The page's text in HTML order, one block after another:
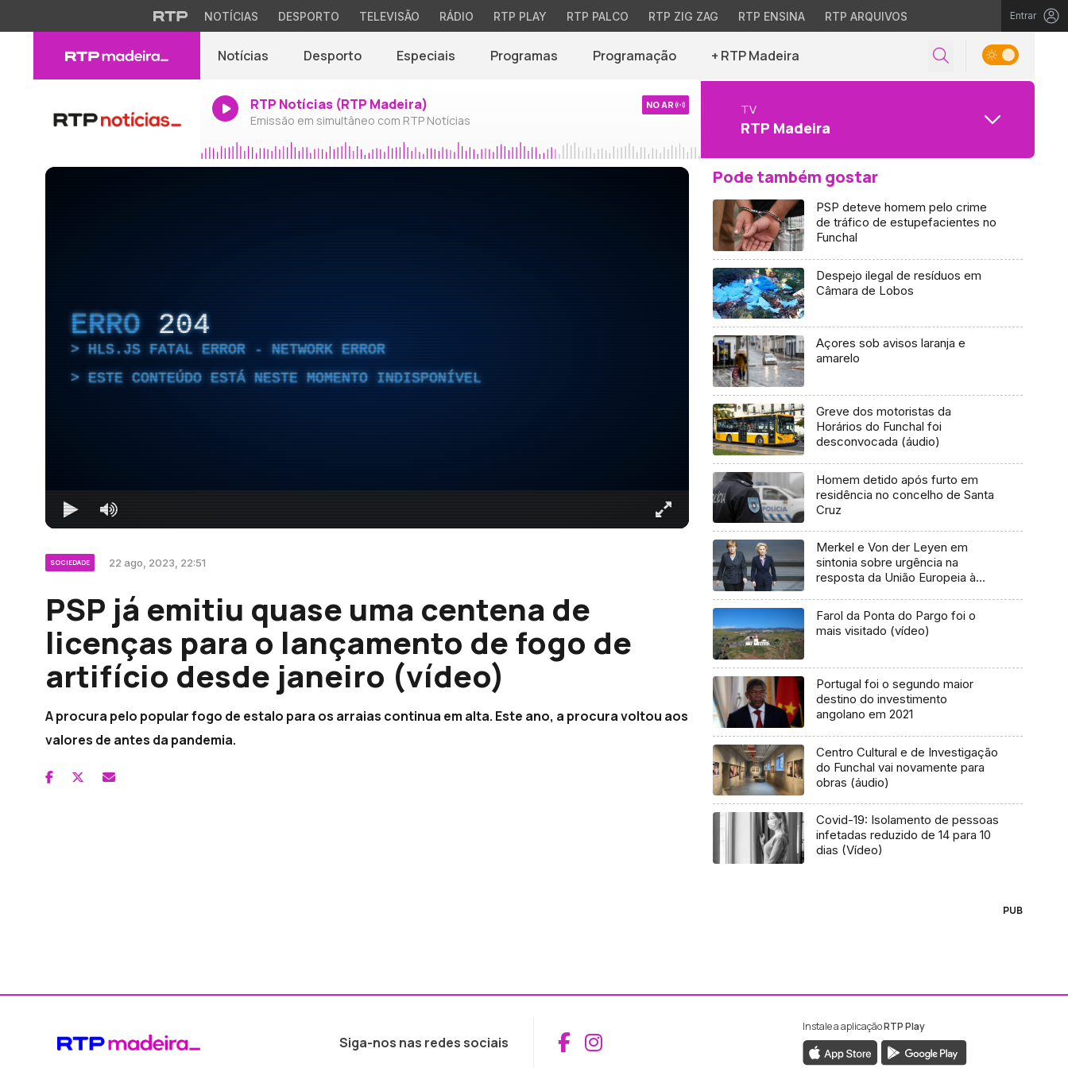
NOTÍCIAS DESPORTO TELEVISÃO RÁDIO RTP PLAY RTP PALCO RTP ZIG ZAG RTP ENSINA RTP ARQUIVOS Entrar
Notícias Desporto Especiais Programas Programação + RTP Madeira
RTP Notícias (RTP Madeira)
Emissão em simultâneo com RTP Notícias
NO AR TV
RTP Madeira
ERRO 204
HLS.JS FATAL ERROR - NETWORK ERROR
ESTE CONTEÚDO ESTÁ NESTE MOMENTO INDISPONÍVEL
SOCIEDADE 22 ago, 2023, 22:51
PSP já emitiu quase uma centena de
licenças para o lançamento de fogo de
artifício desde janeiro (vídeo)
A procura pelo popular fogo de estalo para os arraias continua em alta. Este ano, a procura voltou aos
valores de antes da pandemia.
Pode também gostar
PSP deteve homem pelo crime
de tráfico de estupefacientes no
Funchal
Despejo ilegal de resíduos em
Câmara de Lobos
Açores sob avisos laranja e
amarelo
Greve dos motoristas da
Horários do Funchal foi
desconvocada (áudio)
Homem detido após furto em
residência no concelho de Santa
Cruz
Merkel e Von der Leyen em
sintonia sobre urgência na
resposta da União Europeia à
Farol da Ponta do Pargo foi o
mais visitado (vídeo)
Portugal foi o segundo maior
destino do investimento
angolano em 2021
Centro Cultural e de Investigação
do Funchal vai novamente para
obras (áudio)
Covid-19: Isolamento de pessoas
infetadas reduzido de 14 para 10
dias (Vídeo)
PUB
Siga-nos nas redes sociais Aceder ao Facebook da RTP Madeira
Aceder ao Instagram da RTP Madeira
Instale a aplicaçãoRTP Play